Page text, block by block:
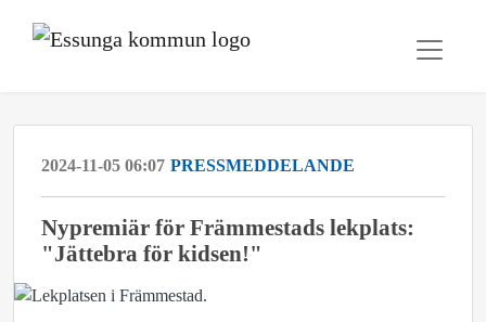
2024-11-05 06:07 PRESSMEDDELANDE
Nypremiär för Främmestads lekplats:
"Jättebra för kidsen!"